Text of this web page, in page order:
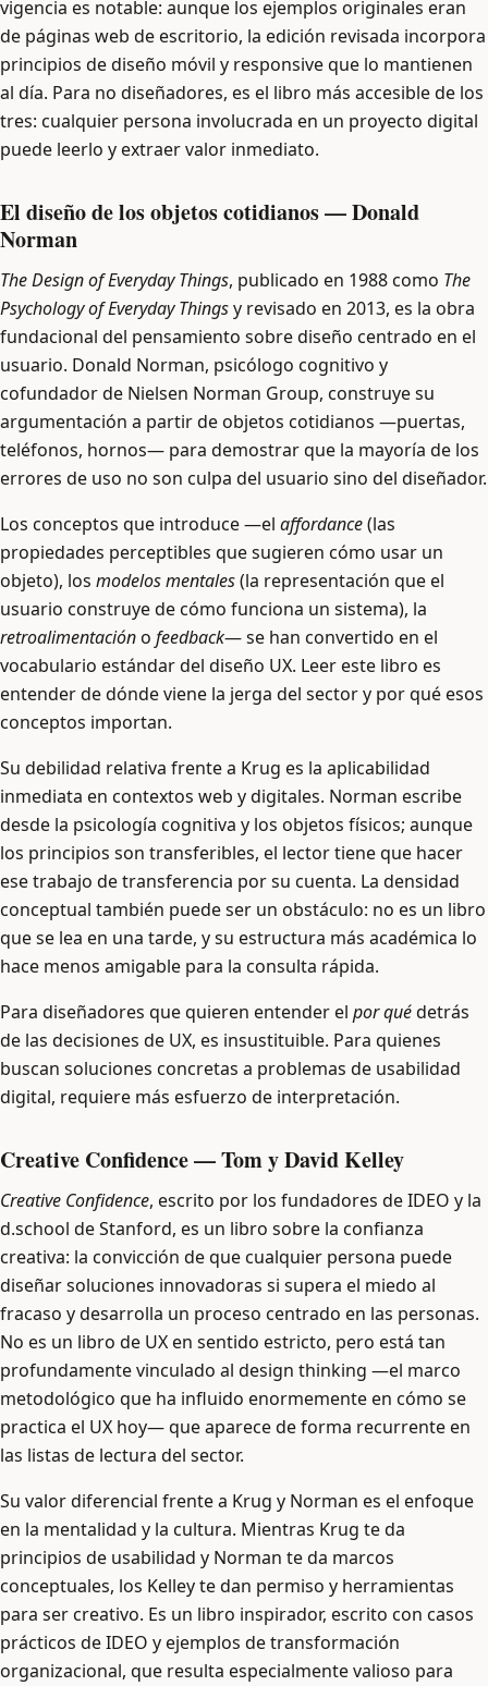
vigencia es notable: aunque los ejemplos originales eran
de páginas web de escritorio, la edición revisada incorpora
principios de diseño móvil y responsive que lo mantienen
al día. Para no diseñadores, es el libro más accesible de los
tres: cualquier persona involucrada en un proyecto digital
puede leerlo y extraer valor inmediato.
El diseño de los objetos cotidianos — Donald
Norman
The Design of Everyday Things, publicado en 1988 como The
Psychology of Everyday Thingsy revisado en 2013, es la obra
fundacional del pensamiento sobre diseño centrado en el
usuario. Donald Norman, psicólogo cognitivo y
cofundador de Nielsen Norman Group, construye su
argumentación a partir de objetos cotidianos —puertas,
teléfonos, hornos— para demostrar que la mayoría de los
errores de uso no son culpa del usuario sino del diseñador.
Los conceptos que introduce —el affordance(las
propiedades perceptibles que sugieren cómo usar un
objeto), los modelos mentales(la representación que el
usuario construye de cómo funciona un sistema), la
retroalimentacióno feedback— se han convertido en el
vocabulario estándar del diseño UX. Leer este libro es
entender de dónde viene la jerga del sector y por qué esos
conceptos importan.
Su debilidad relativa frente a Krug es la aplicabilidad
inmediata en contextos web y digitales. Norman escribe
desde la psicología cognitiva y los objetos físicos; aunque
los principios son transferibles, el lector tiene que hacer
ese trabajo de transferencia por su cuenta. La densidad
conceptual también puede ser un obstáculo: no es un libro
que se lea en una tarde, y su estructura más académica lo
hace menos amigable para la consulta rápida.
Para diseñadores que quieren entender el por quédetrás
de las decisiones de UX, es insustituible. Para quienes
buscan soluciones concretas a problemas de usabilidad
digital, requiere más esfuerzo de interpretación.
Creative Confidence — Tom y David Kelley
Creative Confidence, escrito por los fundadores de IDEO y la
d.school de Stanford, es un libro sobre la confianza
creativa: la convicción de que cualquier persona puede
diseñar soluciones innovadoras si supera el miedo al
fracaso y desarrolla un proceso centrado en las personas.
No es un libro de UX en sentido estricto, pero está tan
profundamente vinculado al design thinking —el marco
metodológico que ha influido enormemente en cómo se
practica el UX hoy— que aparece de forma recurrente en
las listas de lectura del sector.
Su valor diferencial frente a Krug y Norman es el enfoque
en la mentalidad y la cultura. Mientras Krug te da
principios de usabilidad y Norman te da marcos
conceptuales, los Kelley te dan permiso y herramientas
para ser creativo. Es un libro inspirador, escrito con casos
prácticos de IDEO y ejemplos de transformación
organizacional, que resulta especialmente valioso para